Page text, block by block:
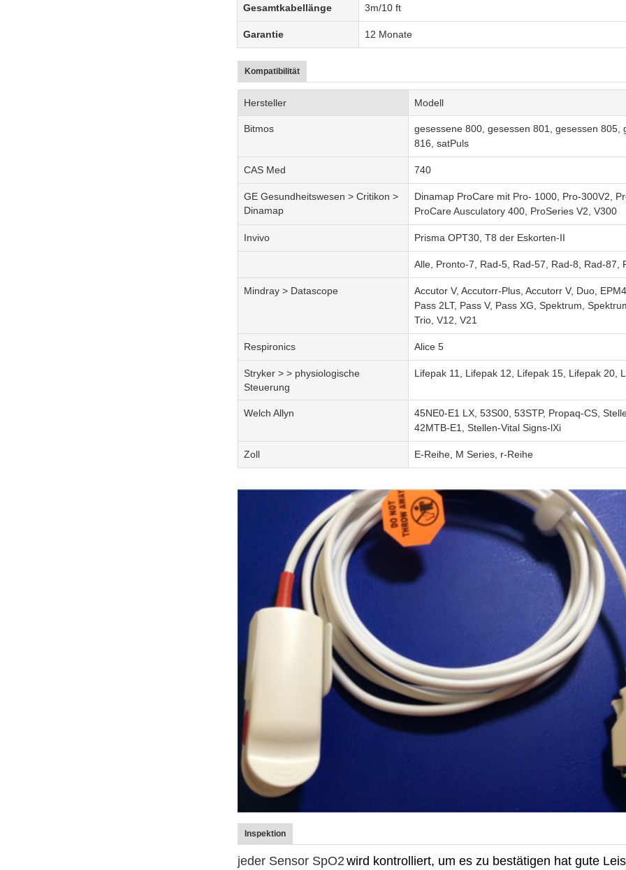
Gesamtkabellänge 3m/10 ft
Garantie 12 Monate
Kompatibilität
Hersteller Modell
Bitmos
gesessene 800, gesessen 801, gesessen 805,
816, satPuls
CAS Med 740
GE Gesundheitswesen > Critikon >
Dinamap
Dinamap ProCare mit Pro- 1000, Pro-300V2,
ProCare Ausculatory 400, ProSeries V2, V300
Invivo Prisma OPT30, T8 der Eskorten-II
Alle, Pronto-7, Rad-5, Rad-57, Rad-8, Rad-87,
Mindray > Datascope
Accutor V, Accutorr-Plus, Accutorr V, Duo,
Pass 2LT, Pass V, Pass XG, Spektrum,
Trio, V12, V21
Respironics Alice 5
Stryker > > physiologische
Steuerung
Lifepak 11, Lifepak 12, Lifepak 15, Lifepak 20,
Welch Allyn
45NE0-E1 LX, 53S00, 53STP, Propaq-CS,
42MTB-E1, Stellen-Vital Signs-lXi
Zoll E-Reihe, M Series, r-Reihe
Inspektion
jeder Sensor SpO2 wird kontrolliert, um es zu bestätigen hat gute